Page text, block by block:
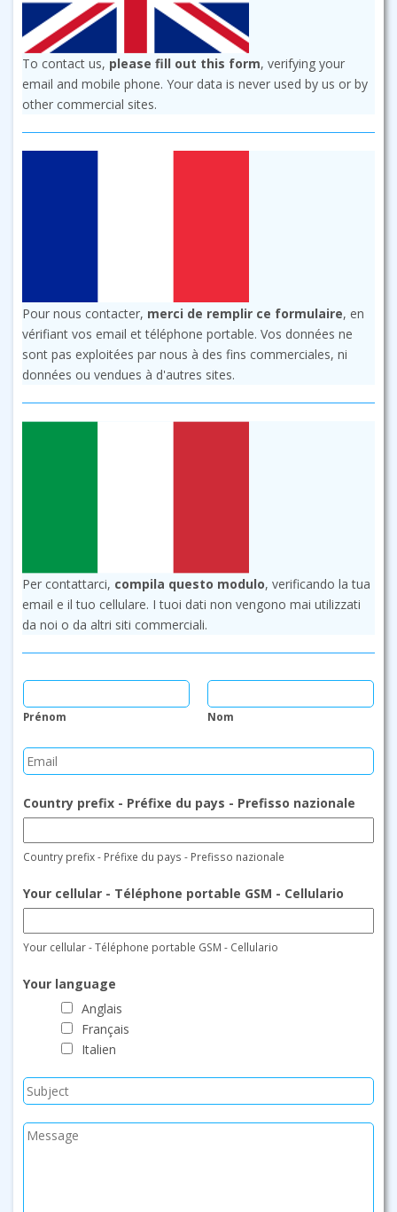
To contact us, please fill out this form, verifying your
email and mobile phone. Your data is never used by us or by
other commercial sites.
Pour nous contacter, merci de remplir ce formulaire, en
vérifiant vos email et téléphone portable. Vos données ne
sont pas exploitées par nous à des fins commerciales, ni
données ou vendues à d'autres sites.
Per contattarci, compila questo modulo, verificando la tua
email e il tuo cellulare. I tuoi dati non vengono mai utilizzati
da noi o da altri siti commerciali.
a
e
/
o
/
o
m
e
*
Prénom Nom
E
m
a
i
l
*
Country prefix - Préfixe du pays - Prefisso nazionale
Country prefix - Préfixe du pays - Prefisso nazionale
Your cellular - Téléphone portable GSM - Cellulario
Your cellular - Téléphone portable GSM - Cellulario
Your language
Anglais
Français
Italien
S
u
bY